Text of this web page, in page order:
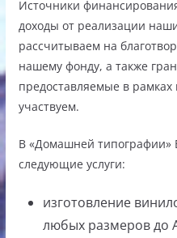
Источники
доходы от реализации
рассчитываем на
нашему фонду, а также
предоставляемые в
участвуем.
В «Домашней типографии»
следующие услуги:
изготовление
любых размеров до